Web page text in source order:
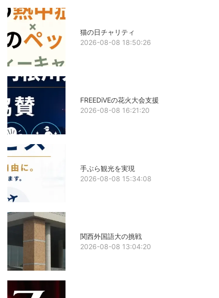
猫の日チャリティ
2026-08-08 18:50:26
FREEDiVEの花火大会支援
2026-08-08 16:21:20
手ぶら観光を実現
2026-08-08 15:34:08
関西外国語大の挑戦
2026-08-08 13:04:20